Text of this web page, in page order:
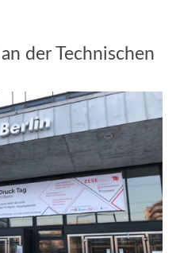
der Technischen